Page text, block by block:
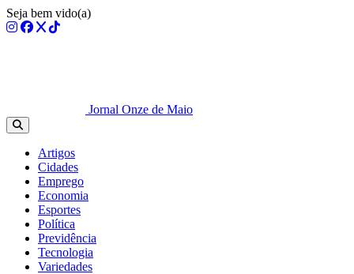
Seja bem vido(a)
Jornal Onze de Maio
Artigos
Cidades
Emprego
Economia
Esportes
Política
Previdência
Tecnologia
Variedades